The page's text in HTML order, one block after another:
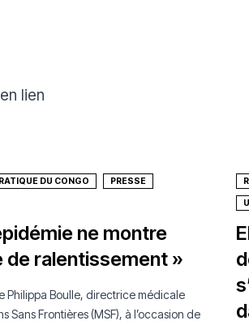
lien
DU CONGO PRESSE
ne montre
de ralentissement »
Philippa Boulle, directrice médicale
Sans Frontières (MSF), à l’occasion de